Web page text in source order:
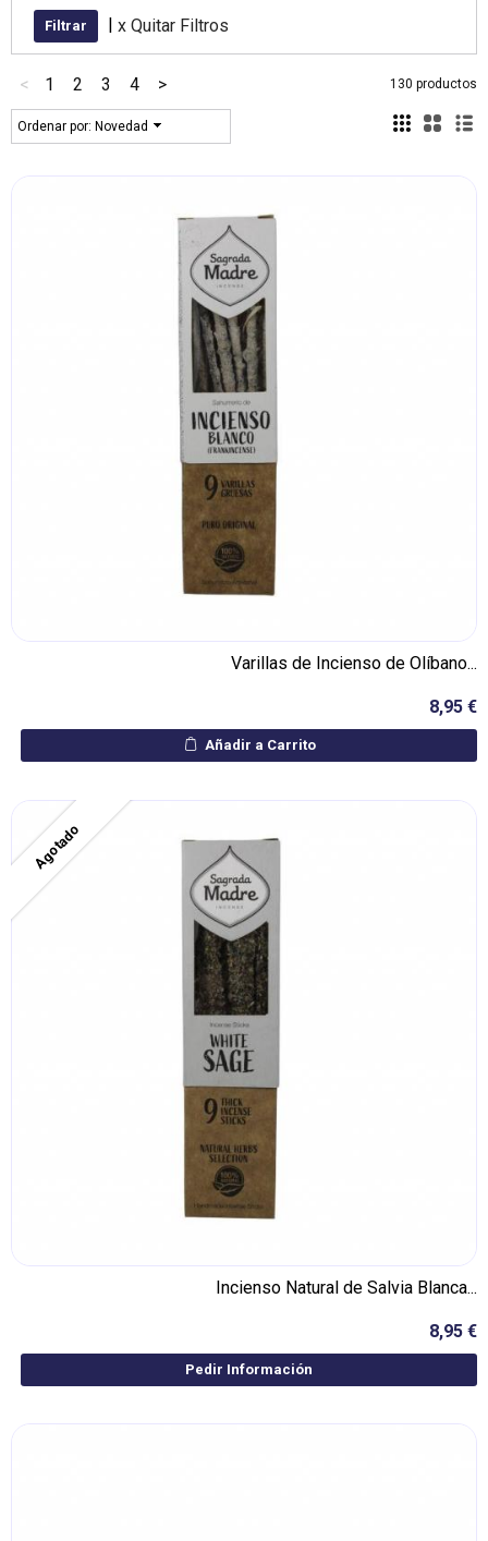
x Quitar Filtros
< 1 2 3 4 > 130 productos
Ordenar por: Novedad
Varillas de Incienso de Olíbano...
8,95 €
Añadir a Carrito
Agotado
Incienso Natural de Salvia Blanca...
8,95 €
Pedir Información